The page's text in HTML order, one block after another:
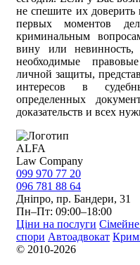
не спешите их доверить
первых моментов
криминальным
вину или невинность,
необходимые
личной защиты,
интересов в
определенных
доказательств и всех
ALFA
Law Company
099 970 77 20
096 781 88 64
Дніпро, пр. Бандери, 31
Пн–Пт: 09:00–18:00
Ціни на послуги
спори Автоадвокат
© 2010-2026